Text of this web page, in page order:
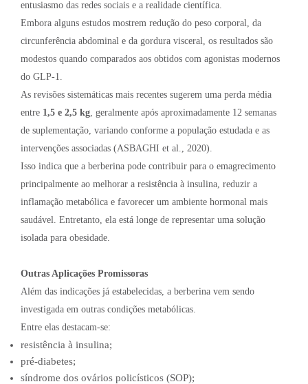
entusiasmo das redes sociais e a realidade científica.
Embora alguns estudos mostrem redução do peso corporal, da
circunferência abdominal e da gordura visceral, os resultados são
modestos quando comparados aos obtidos com agonistas modernos
do GLP-1.
As revisões sistemáticas mais recentes sugerem uma perda média
entre 1,5 e 2,5 kg, geralmente após aproximadamente 12 semanas
de suplementação, variando conforme a população estudada e as
intervenções associadas (ASBAGHI et al., 2020).
Isso indica que a berberina pode contribuir para o emagrecimento
principalmente ao melhorar a resistência à insulina, reduzir a
inflamação metabólica e favorecer um ambiente hormonal mais
saudável. Entretanto, ela está longe de representar uma solução
isolada para obesidade.
Outras Aplicações Promissoras
Além das indicações já estabelecidas, a berberina vem sendo
investigada em outras condições metabólicas.
Entre elas destacam-se:
resistência à insulina;
pré-diabetes;
síndrome dos ovários policísticos (SOP);